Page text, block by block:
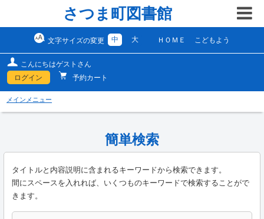
さつま町図書館
文字サイズの変更 中 大 ＨＯＭＥ こどもよう
こんにちはゲストさん
ログイン
予約カート
メインメニュー
簡単検索
タイトルと内容説明に含まれるキーワードから検索できます。
間にスペースを入れれば、いくつものキーワードで検索することがで
きます。